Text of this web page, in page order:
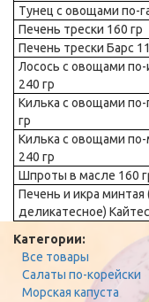
Тунец с овощами по-
Печень трески 160 гр
Печень трески Барс
Лосось с овощами по-
240 гр
Килька с овощами по-
гр
Килька с овощами по-
240 гр
Шпроты в масле 160
Печень и икра минтая
деликатесное)
Категории:
Все товары
Салаты по-корейски
Морская капуста